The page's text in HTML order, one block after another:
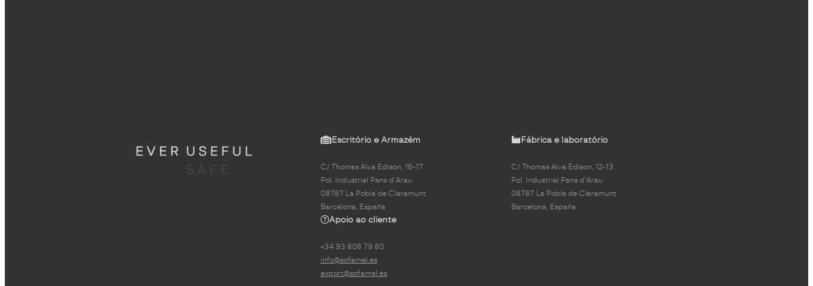
Escritório e Armazém
C/ Thomas Alva Edison, 16-17
Pol. Industrial Pans d'Arau
08787 La Pobla de Claramunt
Barcelona, España
Fábrica e laboratório
C/ Thomas Alva Edison, 12-13
Pol. Industrial Pans d'Arau
08787 La Pobla de Claramunt
Barcelona, España
Apoio ao cliente
+34 93 808 79 80
info@sofamel.es
export@sofamel.es